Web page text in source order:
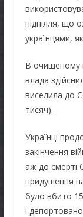
підпілля, що
українцями,
В очищеному
влада
виселила до
тисяч).
Українці
закінчення
аж до смерті
придушення
було вбито
і